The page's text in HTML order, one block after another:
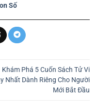
Số
Khám Phá 5 Cuốn Sách Tử Vi
Nhất Dành Riêng Cho Người
Mới Bắt Đầu